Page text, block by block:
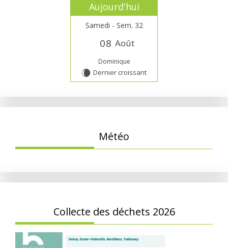
Aujourd'hui
Samedi - Sem. 32
08 Août
Dominique
W Dernier croissant
Météo
Collecte des déchets 2026